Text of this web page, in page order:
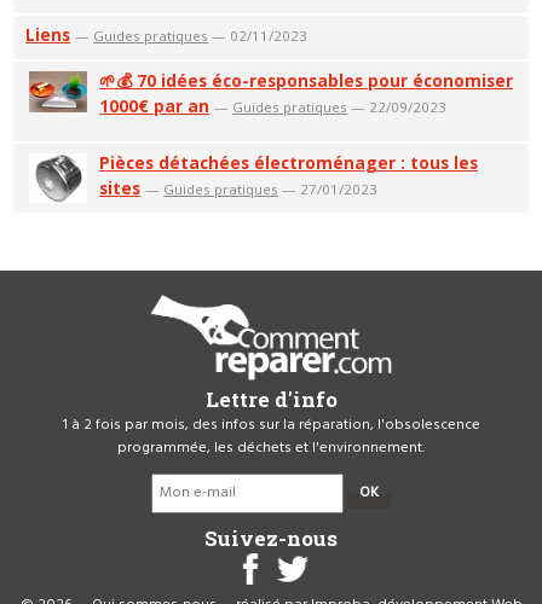
Liens — Guides pratiques — 02/11/2023
🌱💰 70 idées éco-responsables pour économiser
1000€ par an — Guides pratiques — 22/09/2023
Pièces détachées électroménager : tous les
sites — Guides pratiques — 27/01/2023
Lettre d'info
1 à 2 fois par mois, des infos sur la réparation, l'obsolescence
programmée, les déchets et l'environnement.
OK
Suivez-nous